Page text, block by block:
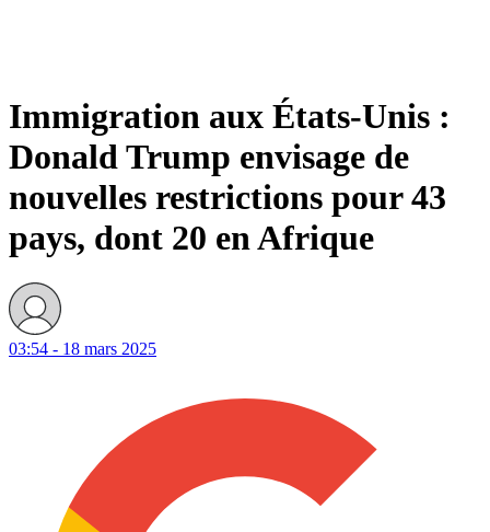
Immigration aux États-Unis :
Donald Trump envisage de
nouvelles restrictions pour 43
pays, dont 20 en Afrique
03:54 - 18 mars 2025